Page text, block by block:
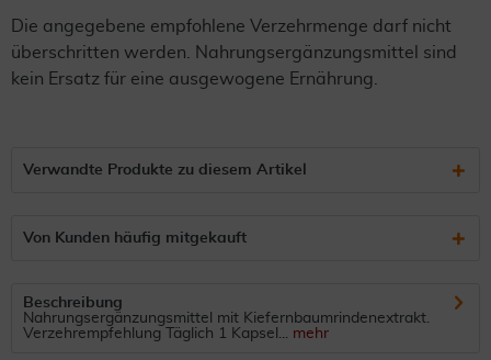
Die angegebene empfohlene Verzehrmenge darf nicht
überschritten werden. Nahrungsergänzungsmittel sind
kein Ersatz für eine ausgewogene Ernährung.
Verwandte Produkte zu diesem Artikel
Von Kunden häufig mitgekauft
Beschreibung
Nahrungsergänzungsmittel mit Kiefernbaumrindenextrakt.
Verzehrempfehlung Täglich 1 Kapsel... mehr